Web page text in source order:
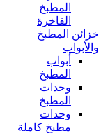
المطبخ
الفاخرة
خزائن المطبخ
والأبواب
أبواب
المطبخ
وحدات
المطبخ
وحدات
مطبخ كاملة